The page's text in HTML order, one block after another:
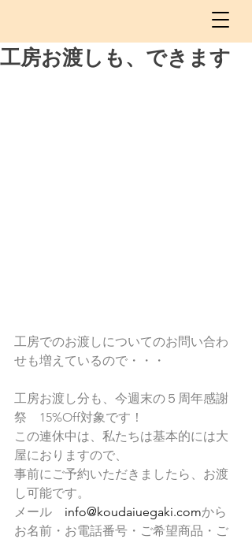
工房お渡しも、できます
工房でのお渡しについてのお問い合わ
せも増えているので・・・
工房お渡し分も、今週末の５周年感謝
祭　15%Off対象です！
この連休中は、私たちは基本的には大
屋におりますので、
事前にご予約いただきましたら、お渡
し可能です。
メール info@koudaiuegaki.comから
お名前・お電話番号・ご希望商品・ご